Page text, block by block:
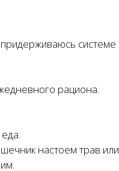
придерживаюсь
рациона.
настоем трав